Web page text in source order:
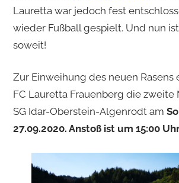
Lauretta war jedoch fest
wieder Fußball gespielt. Und nun
soweit!
Zur Einweihung des neuen
FC Lauretta Frauenberg die zweite
SG Idar-Oberstein-Algenrodt am
27.09.2020. Anstoß ist um 15:00